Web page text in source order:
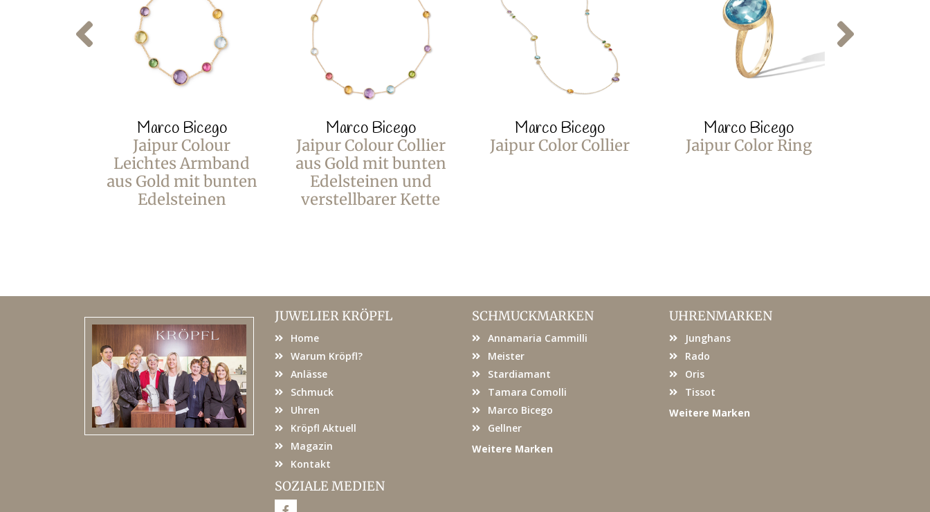
Marco Bicego
Jaipur Colour
Leichtes Armband
aus Gold mit bunten
Edelsteinen
Marco Bicego
Jaipur Colour Collier
aus Gold mit bunten
Edelsteinen und
verstellbarer Kette
Marco Bicego
Jaipur Color Collier
Marco Bicego
Jaipur Color Ring
JUWELIER KRÖPFL
Home
Warum Kröpfl?
Anlässe
Schmuck
Uhren
Kröpfl Aktuell
Magazin
Kontakt
SOZIALE MEDIEN
F
SCHMUCKMARKEN
Annamaria Cammilli
Meister
Stardiamant
Tamara Comolli
Marco Bicego
Gellner
Weitere Marken
UHRENMARKEN
Junghans
Rado
Oris
Tissot
Weitere Marken